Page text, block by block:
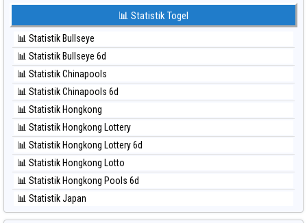
⚽ Bola Merah Taiwan
⚽ Bola Hitam Kuda Lari
⚽ Bola Hitam Magnum Cambodia
⚽ Bola Hitam Nagoya
⚽ Bola Hitam North Carolina Day
⚽ Bola Hitam Pcso
⚽ Bola Hitam Sao Paulo
⚽ Bola Hitam Singapore
⚽ Bola Hitam Sydney
⚽ Bola Hitam Sydney Lottery
⚽ Bola Hitam Sydney Lottery 6d
⚽ Bola Hitam Sydney Lotto
📊 Statistik Togel
📊 Statistik Bullseye
📊 Statistik Bullseye 6d
📊 Statistik Chinapools
📊 Statistik Chinapools 6d
📊 Statistik Hongkong
📊 Statistik Hongkong Lottery
📊 Statistik Hongkong Lottery 6d
📊 Statistik Hongkong Lotto
📊 Statistik Hongkong Pools 6d
📊 Statistik Japan
📊 Statistik Japan 6d